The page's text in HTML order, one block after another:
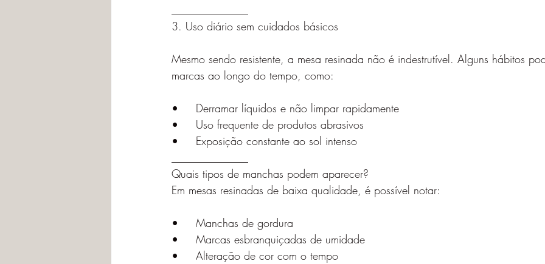
3. Uso diário sem cuidados básicos
Mesmo sendo resistente, a mesa resinada não é indestrutível. Alguns hábitos
marcas ao longo do tempo, como:
•	Derramar líquidos e não limpar rapidamente
•	Uso frequente de produtos abrasivos
•	Exposição constante ao sol intenso
Quais tipos de manchas podem aparecer?
Em mesas resinadas de baixa qualidade, é possível notar:
•	Manchas de gordura
•	Marcas esbranquiçadas de umidade
•	Alteração de cor com o tempo